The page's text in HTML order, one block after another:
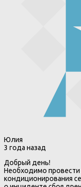
Юлия
3 года назад
Добрый день!
Необходимо провести
кондиционирования